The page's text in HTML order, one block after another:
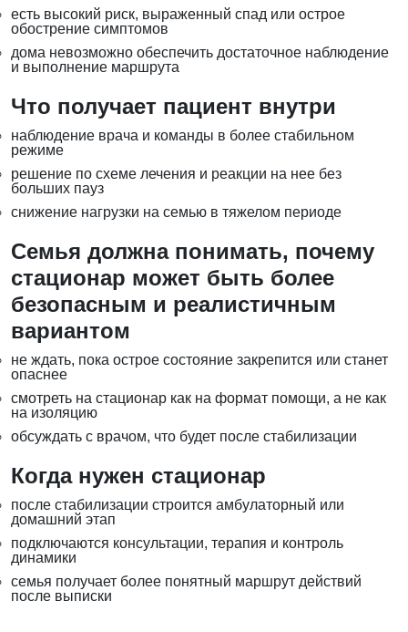
есть высокий риск, выраженный спад или острое
обострение симптомов
дома невозможно обеспечить достаточное наблюдение
и выполнение маршрута
Что получает пациент внутри
наблюдение врача и команды в более стабильном
режиме
решение по схеме лечения и реакции на нее без
больших пауз
снижение нагрузки на семью в тяжелом периоде
Семья должна понимать, почему
стационар может быть более
безопасным и реалистичным
вариантом
не ждать, пока острое состояние закрепится или станет
опаснее
смотреть на стационар как на формат помощи, а не как
на изоляцию
обсуждать с врачом, что будет после стабилизации
Когда нужен стационар
после стабилизации строится амбулаторный или
домашний этап
подключаются консультации, терапия и контроль
динамики
семья получает более понятный маршрут действий
после выписки